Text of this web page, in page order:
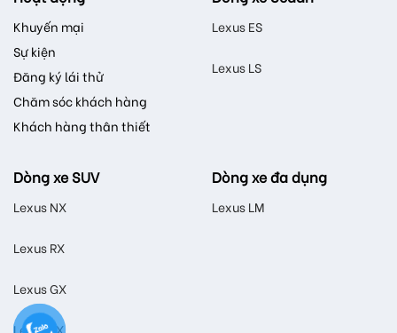
Khuyến mại
Sự kiện
Đăng ký lái thử
Chăm sóc khách hàng
Khách hàng thân thiết
Lexus ES
Lexus LS
Dòng xe SUV
Lexus NX
Lexus RX
Lexus GX
Lexus LX
Dòng xe đa dụng
Lexus LM